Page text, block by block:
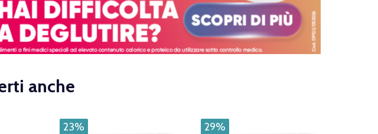
anche
23% 29%